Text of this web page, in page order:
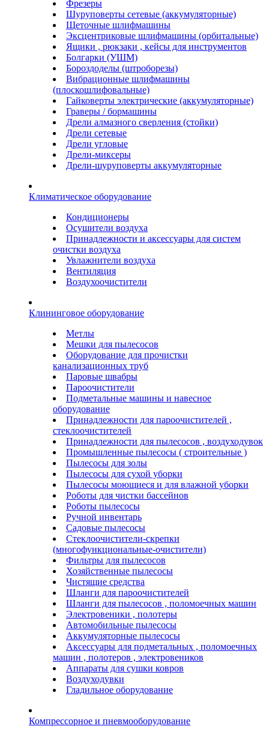
Фрезеры
Шуруповерты сетевые (аккумуляторные)
Щеточные шлифмашины
Эксцентриковые шлифмашины (орбитальные)
Ящики , рюкзаки , кейсы для инструментов
Болгарки (УШМ)
Бороздоделы (штроборезы)
Вибрационные шлифмашины
(плоскошлифовальные)
Гайковерты электрические (аккумуляторные)
Граверы / бормашины
Дрели алмазного сверления (стойки)
Дрели сетевые
Дрели угловые
Дрели-миксеры
Дрели-шуруповерты аккумуляторные
Климатическое оборудование
Кондиционеры
Осушители воздуха
Принадлежности и аксессуары для систем
очистки воздуха
Увлажнители воздуха
Вентиляция
Воздухоочистители
Клининговое оборудование
Метлы
Мешки для пылесосов
Оборудование для прочистки
канализационных труб
Паровые швабры
Пароочистители
Подметальные машины и навесное
оборудование
Принадлежности для пароочистителей ,
стеклоочистителей
Принадлежности для пылесосов , воздуходувок
Промышленные пылесосы ( строительные )
Пылесосы для золы
Пылесосы для сухой уборки
Пылесосы моющиеся и для влажной уборки
Роботы для чистки бассейнов
Роботы пылесосы
Ручной инвентарь
Садовые пылесосы
Стеклоочистители-скрепки
(многофункциональные-очистители)
Фильтры для пылесосов
Хозяйственные пылесосы
Чистящие средства
Шланги для пароочистителей
Шланги для пылесосов , поломоечных машин
Электровеники , полотеры
Автомобильные пылесосы
Аккумуляторные пылесосы
Аксессуары для подметальных , поломоечных
машин , полотеров , электровеников
Аппараты для сушки ковров
Воздуходувки
Гладильное оборудование
Компрессорное и пневмооборудование